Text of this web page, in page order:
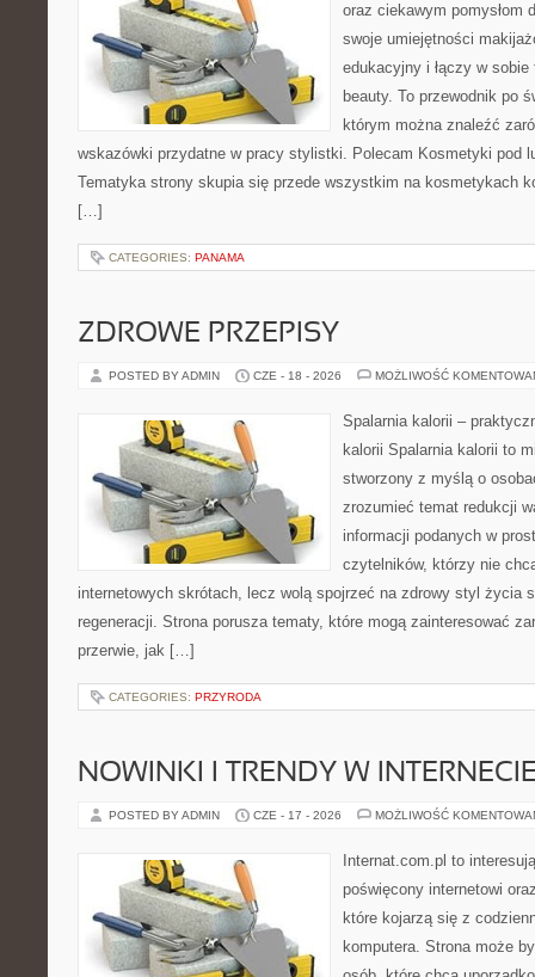
oraz ciekawym pomysłom
swoje umiejętności
edukacyjny i łączy w
beauty. To przewodnik po
którym można znaleźć
wskazówki przydatne w pracy stylistki. Polecam Kosmetyki pod
Tematyka strony skupia się przede wszystkim na kosmetykach
[…]
CATEGORIES: PANAMA
ZDROWE PRZEPISY
POSTED BY ADMIN CZE - 18 - 2026 MOŻLIWOŚĆ
Spalarnia kalorii –
kalorii Spalarnia kalorii to
stworzony z myślą o
zrozumieć temat redukcji
informacji podanych w
czytelników, którzy nie
internetowych skrótach, lecz wolą spojrzeć na zdrowy styl życia
regeneracji. Strona porusza tematy, które mogą zainteresować
przerwie, jak […]
CATEGORIES: PRZYRODA
NOWINKI I TRENDY W
POSTED BY ADMIN CZE - 17 - 2026 MOŻLIWOŚĆ
Internat.com.pl to
poświęcony internetowi
które kojarzą się z
komputera. Strona może